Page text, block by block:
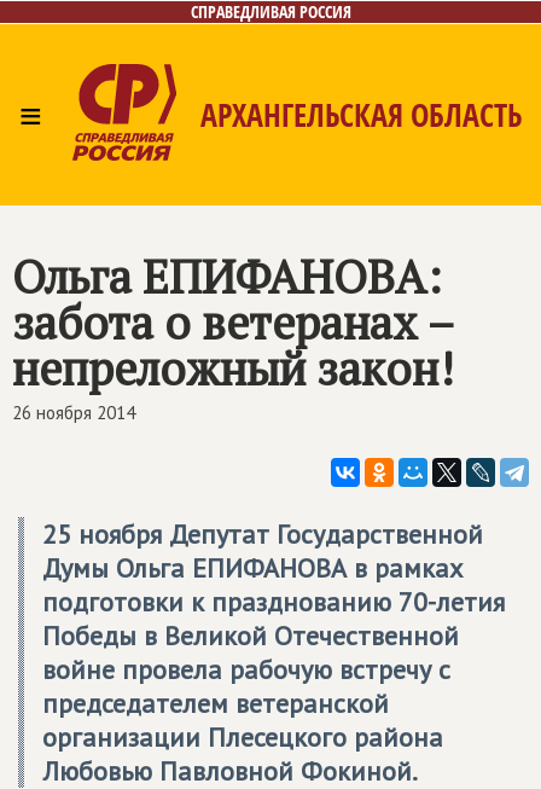
СПРАВЕДЛИВАЯ РОССИЯ
≡ АРХАНГЕЛЬСКАЯ ОБЛАСТЬ
Контакты
Поиск
Ольга ЕПИФАНОВА:
забота о ветеранах –
непреложный закон!
26 ноября 2014
25 ноября Депутат Государственной
Думы Ольга ЕПИФАНОВА в рамках
подготовки к празднованию 70-летия
Победы в Великой Отечественной
войне провела рабочую встречу с
председателем ветеранской
организации Плесецкого района
Любовью Павловной Фокиной.